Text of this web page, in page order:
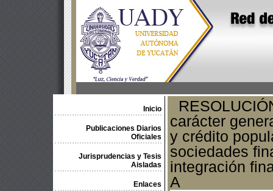
Inicio
Publicaciones Diarios
Oficiales
Jurisprudencias y Tesis
Aisladas
Enlaces
carácter
y crédito
sociedades
integración
A